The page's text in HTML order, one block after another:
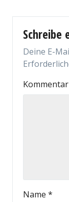
Schreibe
Deine E-
Kommentar
Name *